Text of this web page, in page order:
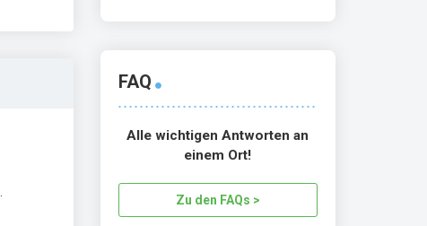
FAQ
Alle wichtigen Antworten an
einem Ort!
Zu den FAQs >